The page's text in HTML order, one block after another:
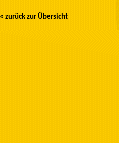
« zurück zur Übersicht